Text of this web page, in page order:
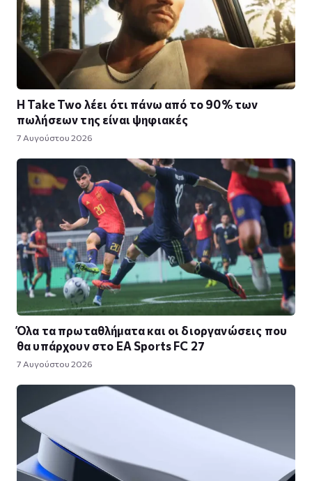
Η Take Twο λέει ότι πάνω από το 90% των
πωλήσεων της είναι ψηφιακές
7 Αυγούστου 2026
Όλα τα πρωταθλήματα και οι διοργανώσεις που
θα υπάρχουν στο EA Sports FC 27
7 Αυγούστου 2026